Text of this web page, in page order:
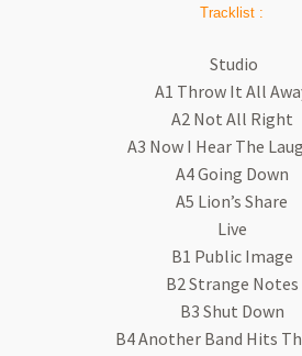
Tracklist :
Studio
A1 Throw It All
A2 Not All Right
A3 Now I Hear The
A4 Going Down
A5 Lion’s Share
Live
B1 Public Image
B2 Strange Notes
B3 Shut Down
B4 Another Band Hits